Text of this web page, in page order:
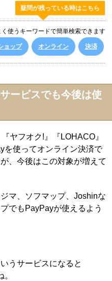
疑問が残っている時はこちら
使うキーワードで簡単検索できます
ョップ オンライン 決済
ービスでも今後は使
ヤフオク!』『LOHACO』
を使ってオンライン決済で
、今後はこの対象が増えて
マ、ソフマップ、Joshinな
でもPayPayが使えるよう
うサービスになると